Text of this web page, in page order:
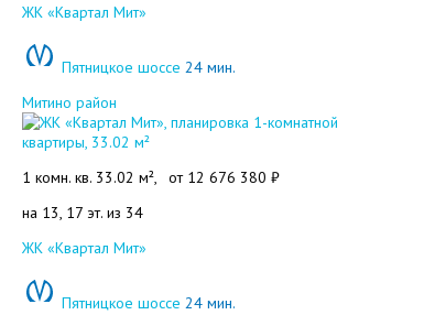
Добавить в избранное
ЖК «Квартал Мит»
Пятницкое шоссе 24 мин.
Митино район
1 комн. кв. 33.02 м², от 12 676 380 ₽
на 13, 17 эт. из 34
Добавить в избранное
ЖК «Квартал Мит»
Пятницкое шоссе 24 мин.